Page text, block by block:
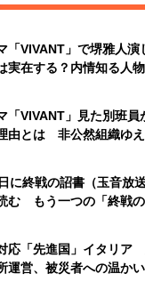
「VIVANT」で堺雅人演
実在する？内情知る人
「VIVANT」見た別班
由とは 非公然組織ゆ
に終戦の詔書（玉音放
む もう一つの「終戦の
応「先進国」イタリア
運営、被災者への温か